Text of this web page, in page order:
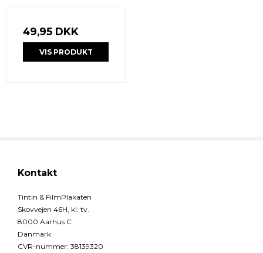
49,95 DKK
VIS PRODUKT
Kontakt
Tintin & FilmPlakaten
Skovvejen 46H, kl. tv.
8000 Aarhus C
Danmark
CVR-nummer: 38139320